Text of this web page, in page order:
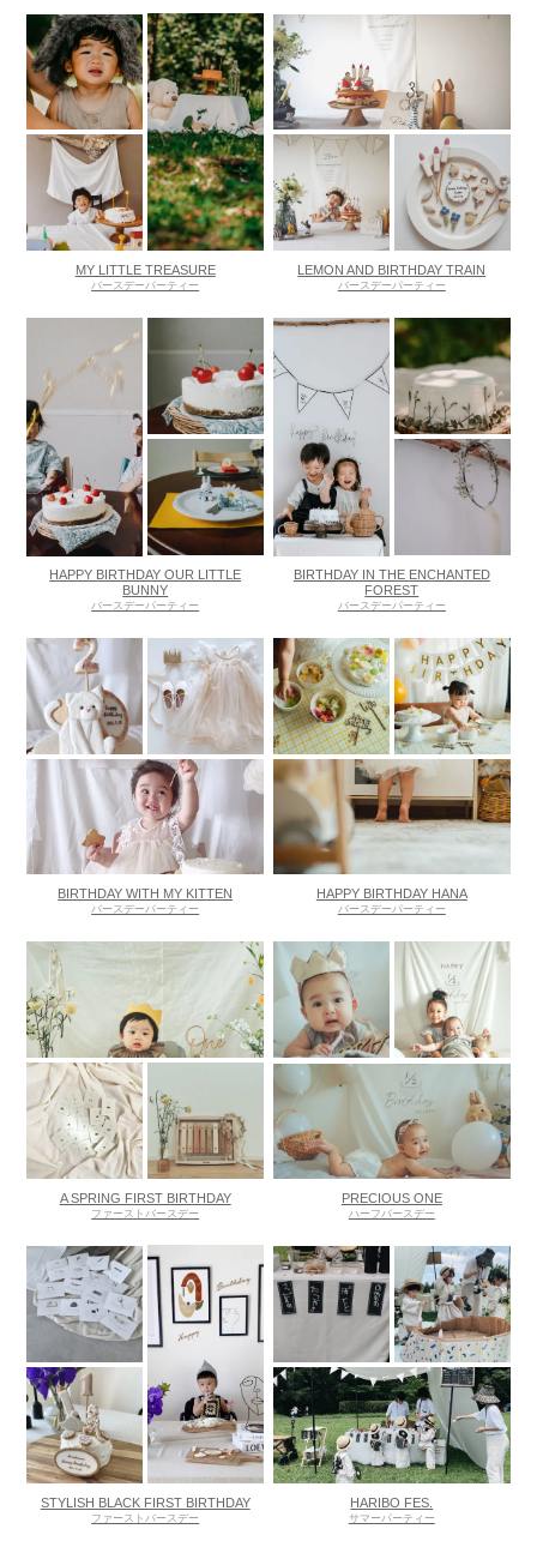
MY LITTLE TREASURE
バースデーパーティー
LEMON AND BIRTHDAY TRAIN
バースデーパーティー
HAPPY BIRTHDAY OUR LITTLE
BUNNY
バースデーパーティー
BIRTHDAY IN THE ENCHANTED
FOREST
バースデーパーティー
BIRTHDAY WITH MY KITTEN
バースデーパーティー
HAPPY BIRTHDAY HANA
バースデーパーティー
A SPRING FIRST BIRTHDAY
ファーストバースデー
PRECIOUS ONE
ハーフバースデー
STYLISH BLACK FIRST BIRTHDAY
ファーストバースデー
HARIBO FES.
サマーパーティー